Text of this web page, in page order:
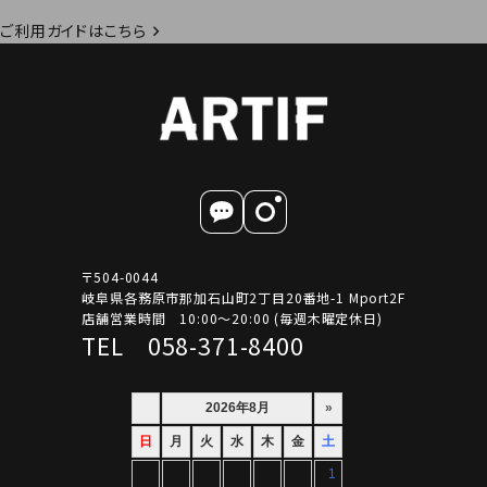
ご利用ガイドはこちら
〒504-0044
岐阜県各務原市那加石山町2丁目20番地-1 Mport2F
店舗営業時間 10:00～20:00 (毎週木曜定休日)
TEL 058-371-8400